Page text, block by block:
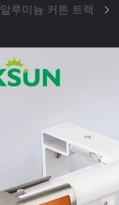
알루미늄 커튼 트랙